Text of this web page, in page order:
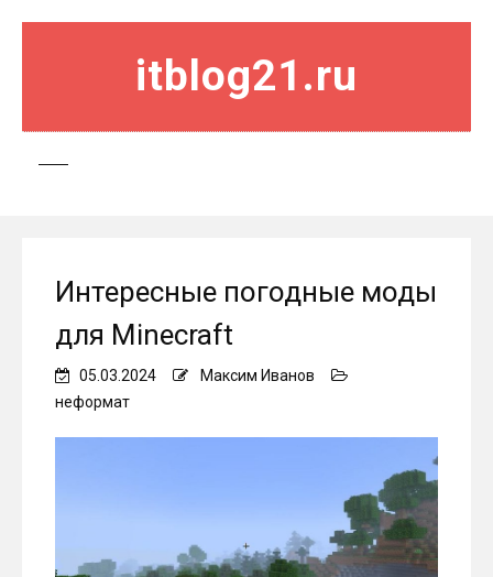
itblog21.ru
Интересные погодные моды
для Minecraft
05.03.2024
Максим Иванов
неформат